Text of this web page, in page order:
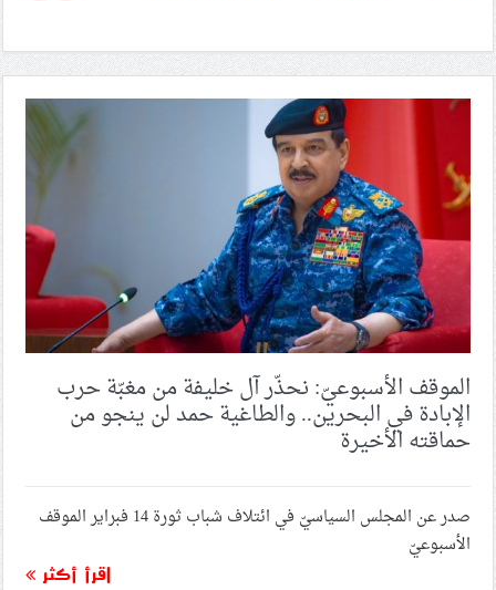
الموقف الأسبوعيّ: نحذّر آل خليفة من مغبّة حرب
الإبادة في البحرين.. والطاغية حمد لن ينجو من
حماقته الأخيرة
صدر عن المجلس السياسيّ في ائتلاف شباب ثورة 14 فبراير الموقف
الأسبوعيّ
اقرأ أكثر